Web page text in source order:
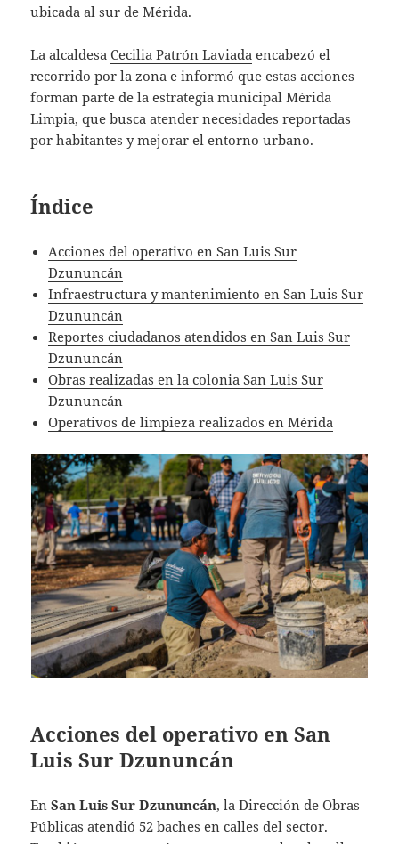
ubicada al sur de Mérida.
La alcaldesaCecilia Patrón Laviada encabezó el
recorrido por la zona e informó que estas acciones
forman parte de la estrategia municipal Mérida
Limpia, que busca atender necesidades reportadas
por habitantes y mejorar el entorno urbano.
Índice
Acciones del operativo en San Luis Sur
Dzununcán
Infraestructura y mantenimiento en San Luis Sur
Dzununcán
Reportes ciudadanos atendidos en San Luis Sur
Dzununcán
Obras realizadas en la colonia San Luis Sur
Dzununcán
Operativos de limpieza realizados en Mérida
Acciones del operativo en San
Luis Sur Dzununcán
EnSan Luis Sur Dzununcán, la Dirección de Obras
Públicas atendió 52 baches en calles del sector.